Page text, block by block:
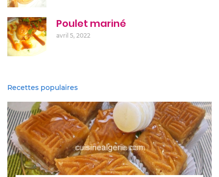
Poulet mariné
avril 5, 2022
Recettes populaires